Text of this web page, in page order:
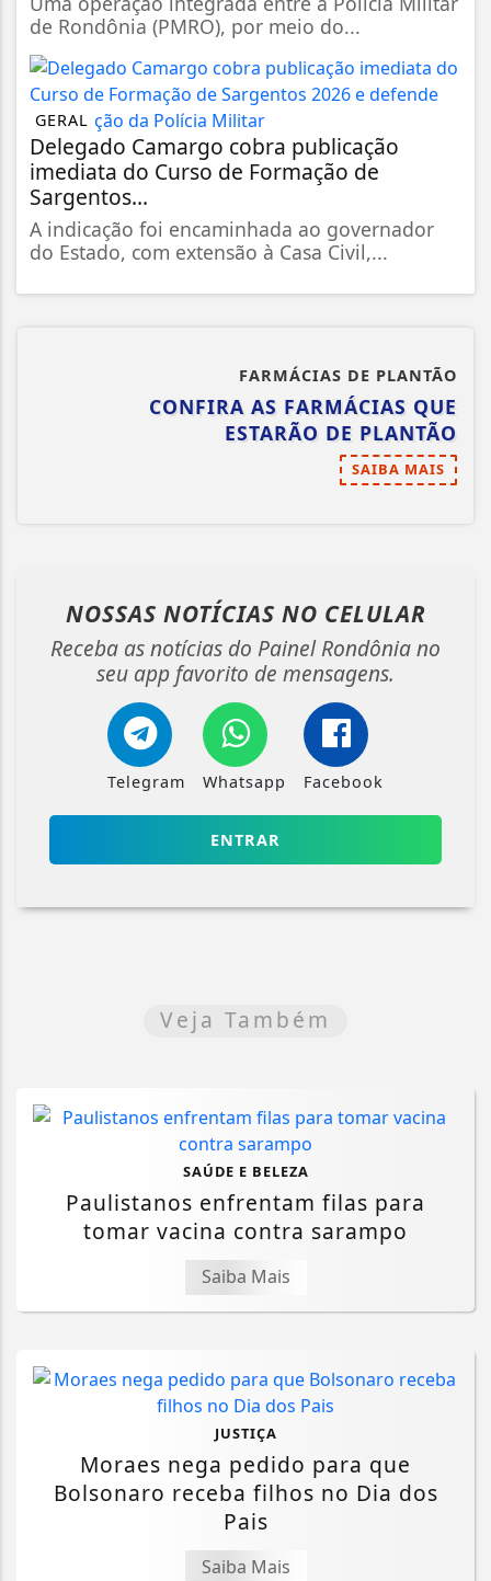
de Rondônia (PMRO), por meio do...
GERAL
Delegado Camargo cobra publicação
imediata do Curso de Formação de
Sargentos...
A indicação foi encaminhada ao governador
do Estado, com extensão à Casa Civil,...
FARMÁCIAS DE PLANTÃO
CONFIRA AS FARMÁCIAS QUE
ESTARÃO DE PLANTÃO
SAIBA MAIS
NOSSAS NOTÍCIAS NO CELULAR
Receba as notícias do Painel Rondônia no
seu app favorito de mensagens.
Telegram Whatsapp Facebook
ENTRAR
Veja Também
SAÚDE E BELEZA
Paulistanos enfrentam filas para
tomar vacina contra sarampo
Saiba Mais
JUSTIÇA
Moraes nega pedido para que
Bolsonaro receba filhos no Dia dos
Pais
Saiba Mais